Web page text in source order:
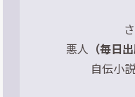
悪人 （毎日
自伝小